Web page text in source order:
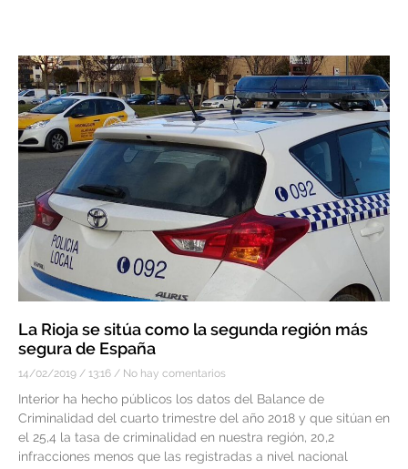
La Rioja se sitúa como la segunda región más
segura de España
14/02/2019 13:16 No hay comentarios
Interior ha hecho públicos los datos del Balance de
Criminalidad del cuarto trimestre del año 2018 y que sitúan en
el 25,4 la tasa de criminalidad en nuestra región, 20,2
infracciones menos que las registradas a nivel nacional